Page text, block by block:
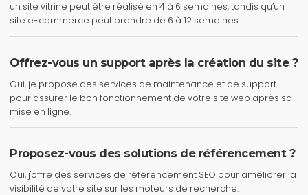
un site vitrine peut être réalisé en 4 à 6 semaines, tandis qu’un
site e-commerce peut prendre de 6 à 12 semaines.
Offrez-vous un support après la création du site ?
Oui, je propose des services de maintenance et de support
pour assurer le bon fonctionnement de votre site web après sa
mise en ligne.
Proposez-vous des solutions de référencement ?
Oui, j'offre des services de référencement SEO pour améliorer la
visibilité de votre site sur les moteurs de recherche.